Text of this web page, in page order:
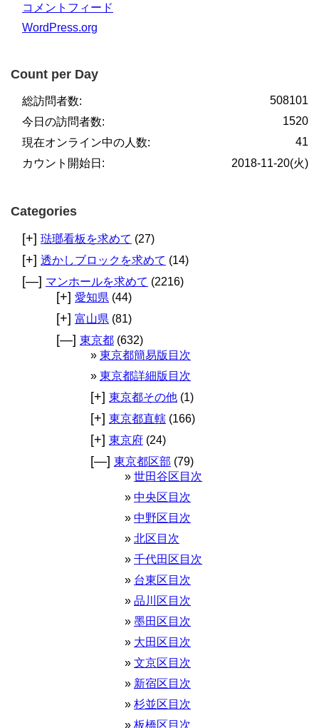
コメントフィード
WordPress.org
Count per Day
508101
総訪問者数:
1520
今日の訪問者数:
41
現在オンライン中の人数:
2018-11-20(火)
カウント開始日:
Categories
[+] 琺瑯看板を求めて (27)
[+] 透かしブロックを求めて (14)
[—] マンホールを求めて (2216)
[+] 愛知県 (44)
[+] 富山県 (81)
[—] 東京都 (632)
東京都簡易版目次
東京都詳細版目次
[+] 東京都その他 (1)
[+] 東京都直轄 (166)
[+] 東京府 (24)
[—] 東京都区部 (79)
世田谷区目次
中央区目次
中野区目次
北区目次
千代田区目次
台東区目次
品川区目次
墨田区目次
大田区目次
文京区目次
新宿区目次
杉並区目次
板橋区目次